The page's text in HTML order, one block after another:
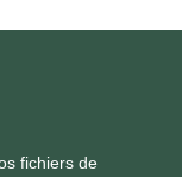
fichiers de